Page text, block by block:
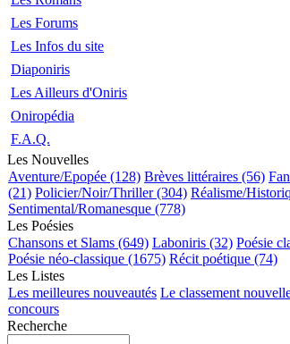
Les Forums
Les Infos du site
Diaponiris
Les Ailleurs d'Oniris
Oniropédia
F.A.Q.
Les Nouvelles
Aventure/Epopée (128) Brèves littéraires (56)
(21) Policier/Noir/Thriller (304) Réalisme/
Sentimental/Romanesque (778)
Les Poésies
Chansons et Slams (649) Laboniris (32) Poésie
Poésie néo-classique (1675) Récit poétique (74)
Les Listes
Les meilleures nouveautés Le classement
concours
Recherche